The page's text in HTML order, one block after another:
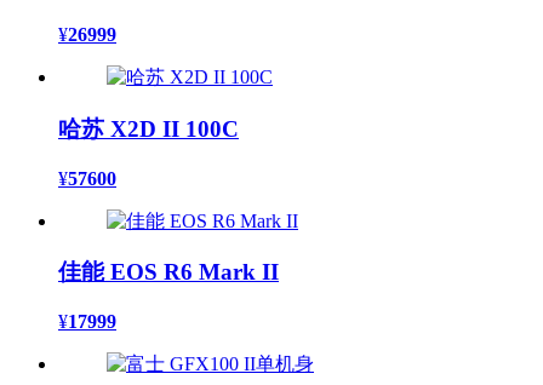
¥26999
哈苏 X2D II 100C
¥57600
佳能 EOS R6 Mark II
¥17999